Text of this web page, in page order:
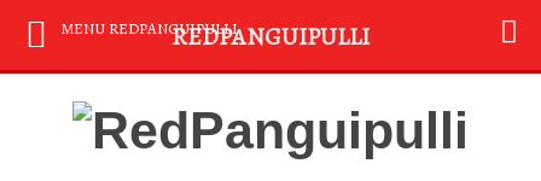
MENU REDPANGUIPULLIREDPANGUIPULLI